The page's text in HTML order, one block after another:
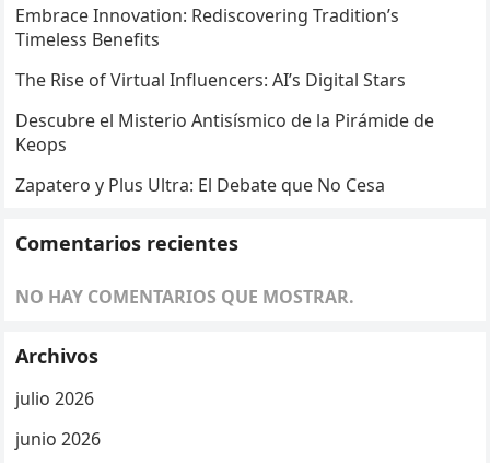
Embrace Innovation: Rediscovering Tradition’s
Timeless Benefits
The Rise of Virtual Influencers: AI’s Digital Stars
Descubre el Misterio Antisísmico de la Pirámide de
Keops
Zapatero y Plus Ultra: El Debate que No Cesa
Comentarios recientes
NO HAY COMENTARIOS QUE MOSTRAR.
Archivos
julio 2026
junio 2026